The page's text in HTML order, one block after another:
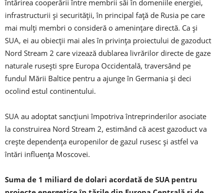
întărirea cooperării între membrii săi în domeniile energiei,
infrastructurii şi securităţii, în principal faţă de Rusia pe care
mai mulţi membri o consideră o ameninţare directă. Ca şi
SUA, ei au obiecţii mai ales în privinţa proiectului de gazoduct
Nord Stream 2 care vizează dublarea livrărilor directe de gaze
naturale ruseşti spre Europa Occidentală, traversând pe
fundul Mării Baltice pentru a ajunge în Germania şi deci
ocolind estul continentului.
SUA au adoptat sancţiuni împotriva întreprinderilor asociate
la construirea Nord Stream 2, estimând că acest gazoduct va
creşte dependenţa europenilor de gazul rusesc şi astfel va
întări influenţa Moscovei.
Suma de 1 miliard de dolari acordată de SUA pentru